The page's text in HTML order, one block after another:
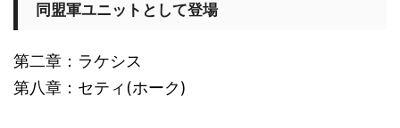
同盟軍ユニットとして登場
第二章：ラケシス
第八章：セティ(ホーク)